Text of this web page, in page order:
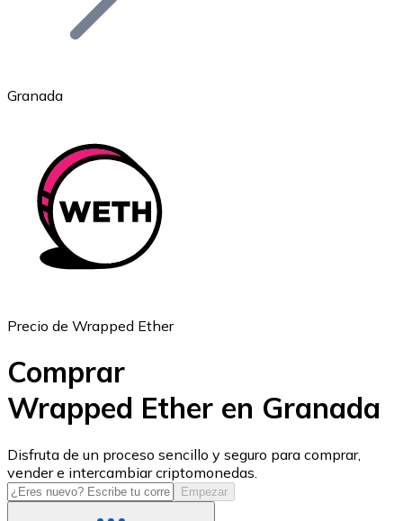
Ethereum
ETH
USD Coin
USDC
Granada
Precio de Wrapped Ether
Comprar
Wrapped Ether en Granada
Disfruta de un proceso sencillo y seguro para comprar,
vender e intercambiar criptomonedas.
Empezar